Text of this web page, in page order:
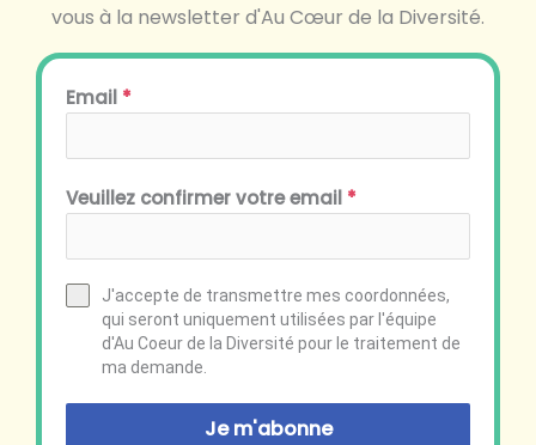
vous à la newsletter d'Au Cœur de la Diversité.
Email *
Veuillez confirmer votre email *
J'accepte de transmettre mes coordonnées,
qui seront uniquement utilisées par l'équipe
d'Au Coeur de la Diversité pour le traitement de
ma demande.
Je m'abonne